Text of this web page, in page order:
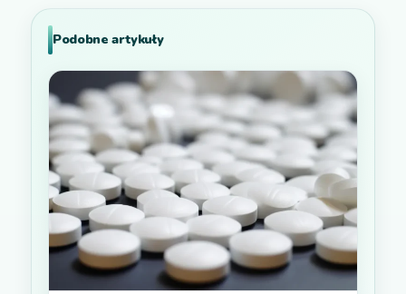
Podobne artykuły